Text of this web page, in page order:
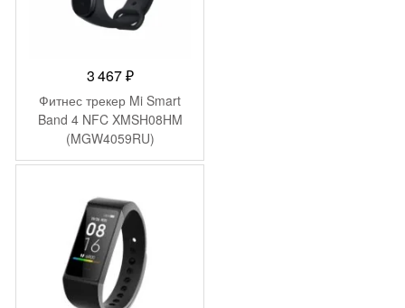
3 467₽
Фитнес трекер Mi Smart
Band 4 NFC XMSH08HM
(MGW4059RU)